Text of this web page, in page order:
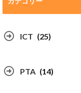
ICT (25)
PTA (14)